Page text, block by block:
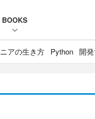
BOOKS
アの生き方 Python 開